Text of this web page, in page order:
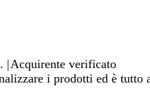
|Acquirente verificato
i prodotti ed è